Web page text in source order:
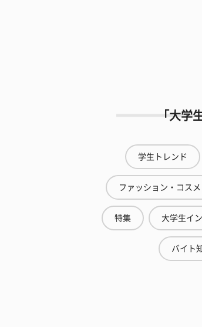
「大学
学生トレンド
ファッション・コスメ
特集 大学生イ
バイト